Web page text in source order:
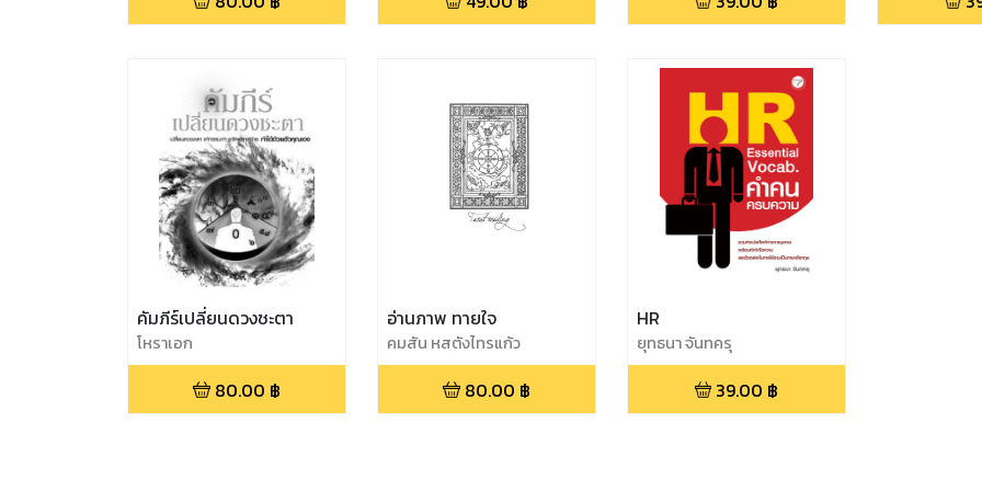
คัมภีร์เปลี่ยนดวงชะตา
โหราเอก
80.00 ฿
อ่านภาพ ทายใจ
คมสัน หสตังไทรแก้ว
80.00 ฿
HR
ยุทธนา จันทครุ
39.00 ฿